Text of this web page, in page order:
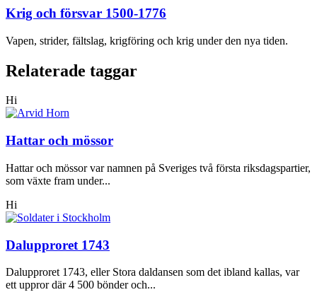
Krig och försvar 1500-1776
Vapen, strider, fältslag, krigföring och krig under den nya tiden.
Relaterade taggar
Hi
Hattar och mössor
Hattar och mössor var namnen på Sveriges två första riksdagspartier,
som växte fram under...
Hi
Dalupproret 1743
Dalupproret 1743, eller Stora daldansen som det ibland kallas, var
ett uppror där 4 500 bönder och...